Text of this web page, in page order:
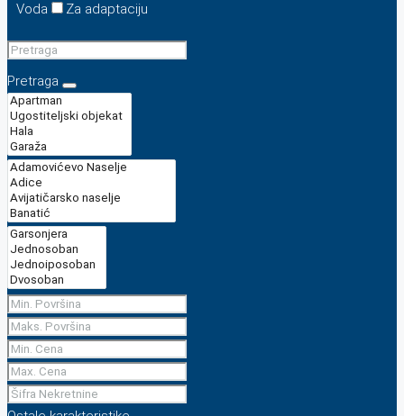
Voda
Za adaptaciju
Pretraga